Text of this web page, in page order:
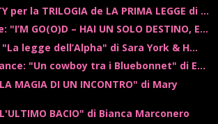
per la TRILOGIA de LA PRIMA LEGGE di ...
GO(O)D – HAI UN SOLO DESTINO, E...
legge dell’Alpha" di Sara York & H...
"Un cowboy tra i Bluebonnet" di E...
MAGIA DI UN INCONTRO" di Mary
BACIO" di Bianca Marconero